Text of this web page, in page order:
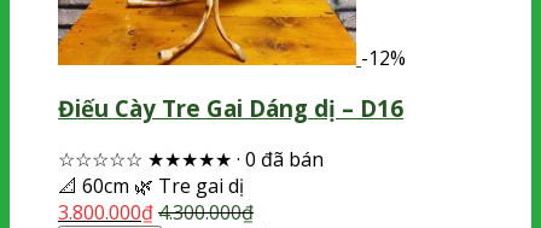
-12%
Điếu Cày Tre Gai Dáng dị – D16
☆☆☆☆☆ ★★★★★ · 0 đã bán
📐 60cm 🌿 Tre gai dị
3.800.000₫4.300.000₫